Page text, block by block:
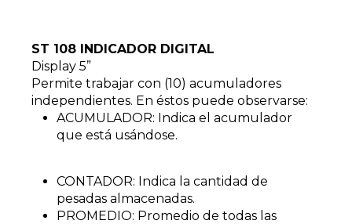
ST 108 INDICADOR DIGITAL
Display 5”
Permite trabajar con (10) acumuladores
independientes. En éstos puede observarse:
ACUMULADOR: Indica el acumulador
que está usándose.
CONTADOR: Indica la cantidad de
pesadas almacenadas.
PROMEDIO: Promedio de todas las